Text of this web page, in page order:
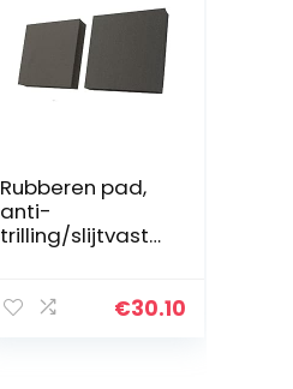
Rubberen pad,
anti-
trilling/slijtvasth
verschillende
€30.10